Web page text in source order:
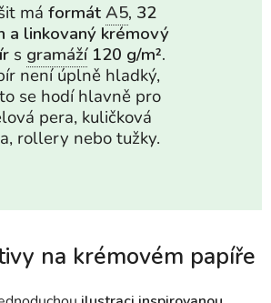
má formátA5, 32
a linkovaný krémový
s gramáží 120 g/m².
není úplně hladký,
se hodí hlavně pro
pera, kuličková
rollery nebo tužky.
na krémovém papíře